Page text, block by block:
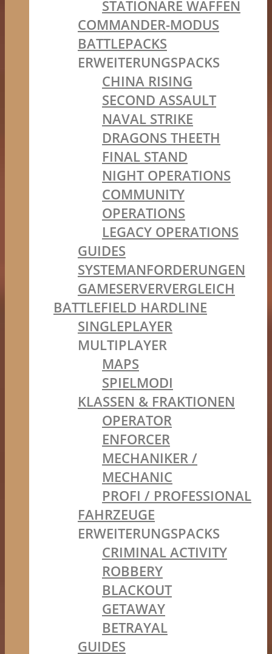
STATIONÄRE WAFFEN
COMMANDER-MODUS
BATTLEPACKS
ERWEITERUNGSPACKS
CHINA RISING
SECOND ASSAULT
NAVAL STRIKE
DRAGONS THEETH
FINAL STAND
NIGHT OPERATIONS
COMMUNITY
OPERATIONS
LEGACY OPERATIONS
GUIDES
SYSTEMANFORDERUNGEN
GAMESERVERVERGLEICH
BATTLEFIELD HARDLINE
SINGLEPLAYER
MULTIPLAYER
MAPS
SPIELMODI
KLASSEN & FRAKTIONEN
OPERATOR
ENFORCER
MECHANIKER /
MECHANIC
PROFI / PROFESSIONAL
FAHRZEUGE
ERWEITERUNGSPACKS
CRIMINAL ACTIVITY
ROBBERY
BLACKOUT
GETAWAY
BETRAYAL
GUIDES